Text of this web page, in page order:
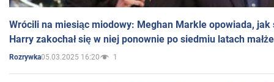
Wrócili na miesiąc miodowy: Meghan Markle opowiada, jak
Harry zakochał się w niej ponownie po siedmiu latach
Rozrywka05.03.2025 16:20 1